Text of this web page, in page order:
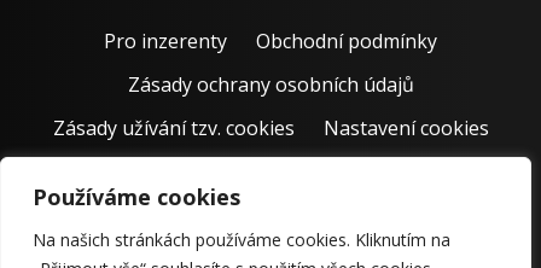
Používáme cookies
Na našich stránkách používáme cookies. Kliknutím na
Pro inzerenty
Obchodní podmínky
Zásady ochrany osobních údajů
Zásady užívání tzv. cookies
Nastavení cookies